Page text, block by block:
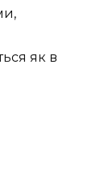
як в